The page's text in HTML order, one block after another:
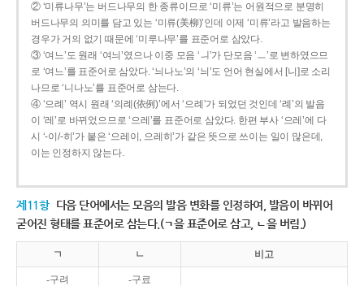
② ‘미류나무’는 버드나무의 한 종류이므로 ‘미류’는 어원적으로 분명히
버드나무의 의미를 담고 있는 ‘미류(美柳)’인데 이제 ‘미류’라고 발음하는
경우가 거의 없기 때문에 ‘미루나무’를 표준어로 삼았다.
③ ‘여느’도 원래 ‘여늬’였으나 이중 모음 ‘ㅢ’가 단모음 ‘ㅡ’로 변하였으므
로 ‘여느’를 표준어로 삼았다. ‘늬나노’의 ‘늬’도 언어 현실에서 [니]로 소리
나므로 ‘니나노’를 표준어로 삼는다.
④ ‘으례’ 역시 원래 ‘의례(依例)’에서 ‘으례’가 되었던 것인데 ‘례’의 발음
이 ‘레’로 바뀌었으므로 ‘으레’를 표준어로 삼았다. 한편 부사 ‘으레’에 다
시 ‘-이/-히’가 붙은 ‘으레이, 으레히’가 같은 뜻으로 쓰이는 일이 많은데,
이는 인정하지 않는다.
제11항 다음 단어에서는 모음의 발음 변화를 인정하여, 발음이 바뀌어
굳어진 형태를 표준어로 삼는다.(ㄱ을 표준어로 삼고, ㄴ을 버림.)
ㄱ ㄴ 비고
-구려 -구료